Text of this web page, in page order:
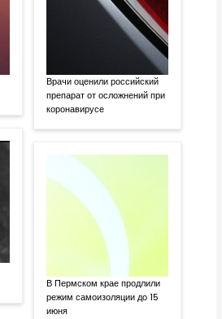
Врачи оценили российский
препарат от осложнений при
коронавирусе
В Пермском крае продлили
режим самоизоляции до 15
июня